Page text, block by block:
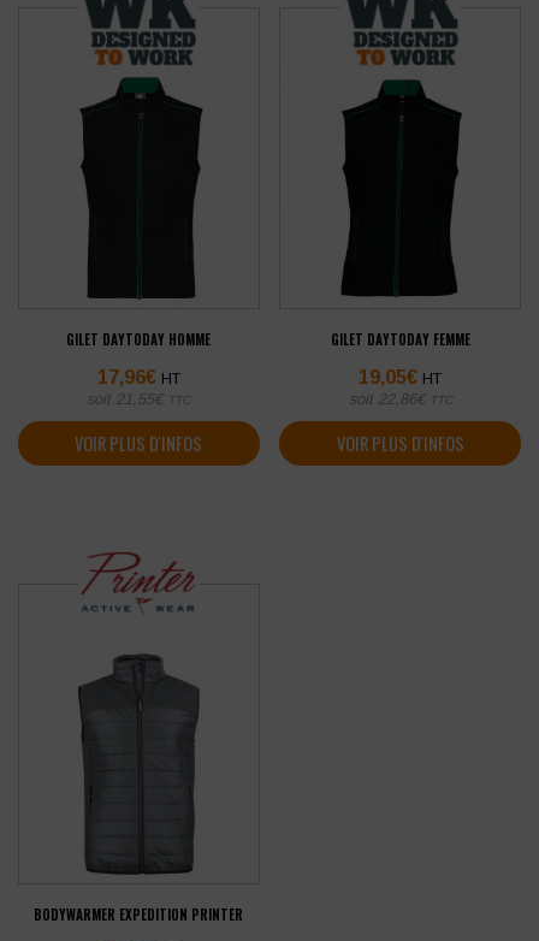
GILET DAYTODAY HOMME
17,96€ HT
soit 21,55€ TTC
VOIR PLUS D'INFOS
GILET DAYTODAY FEMME
19,05€ HT
soit 22,86€ TTC
VOIR PLUS D'INFOS
BODYWARMER EXPEDITION PRINTER